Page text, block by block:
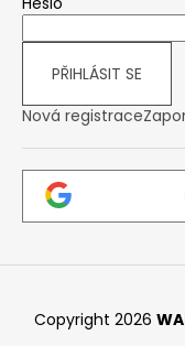
PŘIHLÁSIT SE
Nová registrace
Copyright 2026